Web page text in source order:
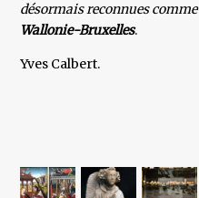
désormais reconnues comme
Wallonie-Bruxelles.
Yves Calbert.